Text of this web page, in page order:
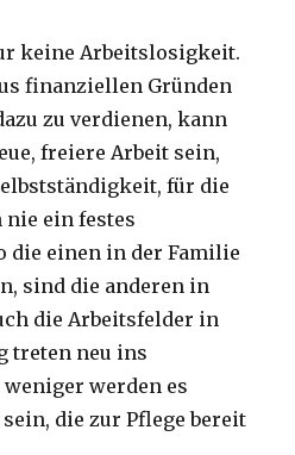
keine Arbeitslosigkeit.
finanziellen Gründen
zu verdienen, kann
freiere Arbeit sein,
für die
ein festes
die einen in der Familie
sind die anderen in
die Arbeitsfelder in
treten neu ins
werden es
die zur Pflege bereit